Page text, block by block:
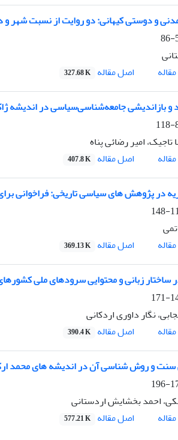
و دوستی کیهانی: دو روایت از نسبت شهر
اصل مقاله 327.68 K
و بازاندیشی جامعه‌شناسی‌سیاسی در اندیشه
امیر رضائی پناه
اصل مقاله 407.8 K
در پژوهش های سیاسی تاریخی: فراخوانی
اصل مقاله 369.13 K
ساختار زبانی و محتوایی سرودهای ملی
نگار داوری اردکانی
اصل مقاله 390.4 K
سنت و روش شناسی آن در اندیشه های محمد
احمد بخشایش اردستانی
اصل مقاله 577.21 K